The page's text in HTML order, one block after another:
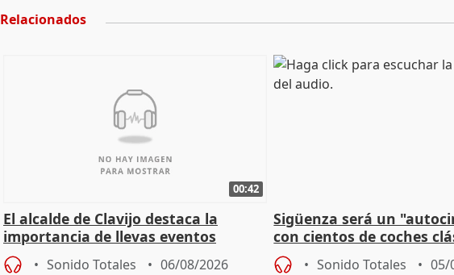
Relacionados
00:42
El alcalde de Clavijo destaca la
importancia de llevas eventos
culturales a los pueblos
Sonido Totales 06/08/2026
Sigüenza será un
con cientos de coches
espectadores
Sonido Totales 05/